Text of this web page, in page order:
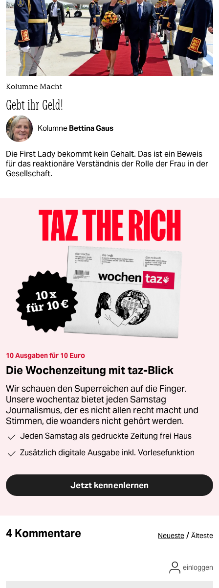
Kolumne Macht
Gebt ihr Geld!
Kolumne Bettina Gaus
Die First Lady bekommt kein Gehalt. Das ist ein Beweis
für das reaktionäre Verständnis der Rolle der Frau in der
Gesellschaft.
10 Ausgaben für 10 Euro
Die Wochenzeitung mit taz-Blick
Wir schauen den Superreichen auf die Finger.
Unsere wochentaz bietet jeden Samstag
Journalismus, der es nicht allen recht macht und
Stimmen, die woanders nicht gehört werden.
Jeden Samstag als gedruckte Zeitung frei Haus
Zusätzlich digitale Ausgabe inkl. Vorlesefunktion
Jetzt kennenlernen
4 Kommentare Neueste / Älteste
einloggen